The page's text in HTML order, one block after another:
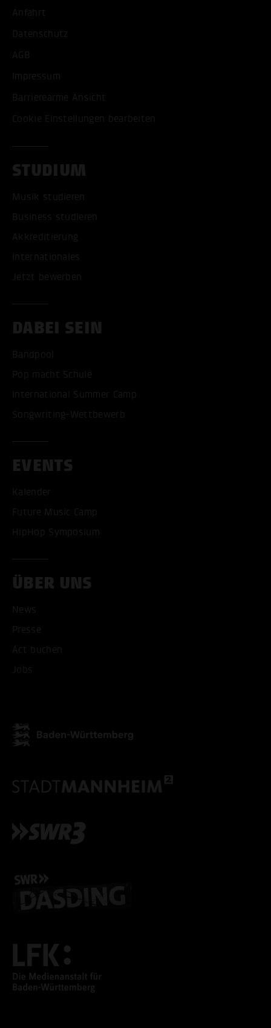
Anfahrt
Datenschutz
AGB
Impressum
Barrierearme Ansicht
Cookie Einstellungen bearbeiten
STUDIUM
Musik studieren
Business studieren
Akkreditierung
Internationales
Jetzt bewerben
DABEI SEIN
Bandpool
Pop macht Schule
International Summer Camp
Songwriting-Wettbewerb
EVENTS
Kalender
Future Music Camp
HipHop Symposium
ÜBER UNS
News
Presse
Act buchen
Jobs